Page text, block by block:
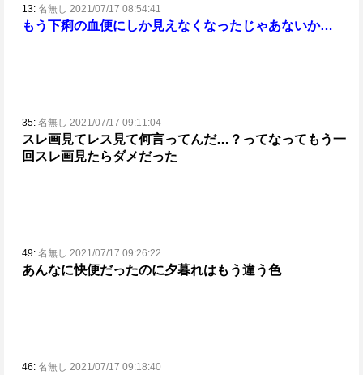
13: 名無し 2021/07/17 08:54:41
もう下痢の血便にしか見えなくなったじゃあないか…
35: 名無し 2021/07/17 09:11:04
スレ画見てレス見て何言ってんだ…？ってなってもう一
回スレ画見たらダメだった
49: 名無し 2021/07/17 09:26:22
あんなに快便だったのに夕暮れはもう違う色
46: 名無し 2021/07/17 09:18:40